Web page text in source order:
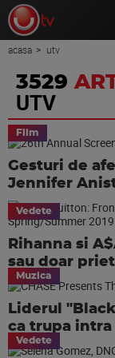
acasa utv
3529
UTV
Film
Gesturi de
Jennifer
Vedete
Rihanna si
sau doar
Muzica
Liderul
ca trupa
Vedete